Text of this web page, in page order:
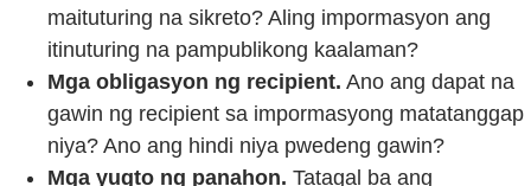
maituturing na sikreto? Aling impormasyon ang
itinuturing na pampublikong kaalaman?
Mga obligasyon ng recipient. Ano ang dapat na
gawin ng recipient sa impormasyong matatanggap
niya? Ano ang hindi niya pwedeng gawin?
Mga yugto ng panahon. Tatagal ba ang